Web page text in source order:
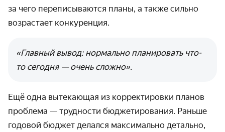
за чего переписываются планы, а также сильно
возрастает конкуренция.
«Главный вывод: нормально планировать что-
то сегодня — очень сложно».
Ещё одна вытекающая из корректировки планов
проблема — трудности бюджетирования. Раньше
годовой бюджет делался максимально детально,